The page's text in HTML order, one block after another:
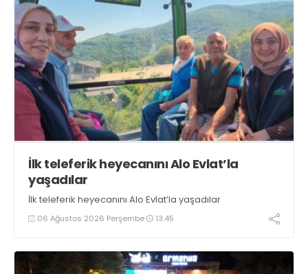
İlk teleferik heyecanını Alo Evlat’la
yaşadılar
İlk teleferik heyecanını Alo Evlat’la yaşadılar
06 Ağustos 2026 Perşembe 13:45